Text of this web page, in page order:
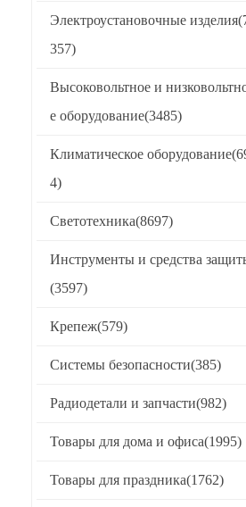
Электроустановочные изделия
357)
Высоковольтное и
е оборудование(3485)
Климатическое оборудование
4)
Светотехника(8697)
Инструменты и средства
(3597)
Крепеж(579)
Системы безопасности(385)
Радиодетали и запчасти(982)
Товары для дома и офиса(1995)
Товары для праздника(1762)